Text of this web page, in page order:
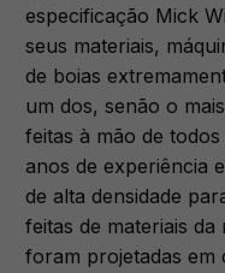
especificação Mick
seus materiais,
de boias
um dos, senão o
feitas à mão de
anos de experiência
de alta densidade
feitas de materiais
foram projetadas em